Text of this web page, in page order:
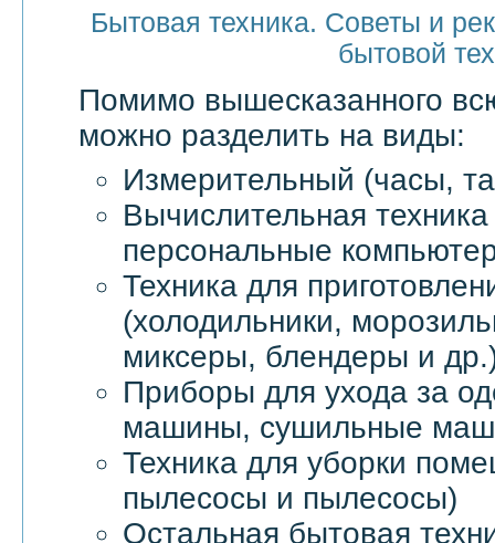
Бытовая техника. Советы и
бытовой
Помимо вышесказанного
можно разделить на виды:
Измерительный (часы,
Вычислительная
персональные
Техника для
(холодильники,
миксеры, блендеры и
Приборы для ухода за
машины, сушильные
Техника для уборки
пылесосы и пылесосы)
Остальная бытовая